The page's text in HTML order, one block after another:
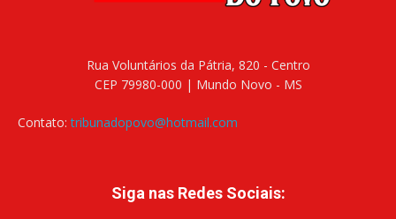
Rua Voluntários da Pátria, 820 - Centro
CEP 79980-000 | Mundo Novo - MS
Contato:tribunadopovo@hotmail.com
Siga nas Redes Sociais: